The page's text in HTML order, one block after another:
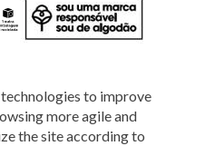
to improve
more agile and
the site according to